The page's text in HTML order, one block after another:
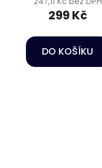
299 Kč
DO KOŠÍKU